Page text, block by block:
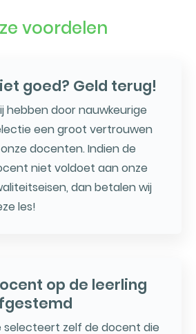
voordelen
goed? Geld terug!
hebben door nauwkeurige
een groot vertrouwen
docenten. Indien de
niet voldoet aan onze
dan betalen wij
les!
op de leerling
selecteert zelf de docent die